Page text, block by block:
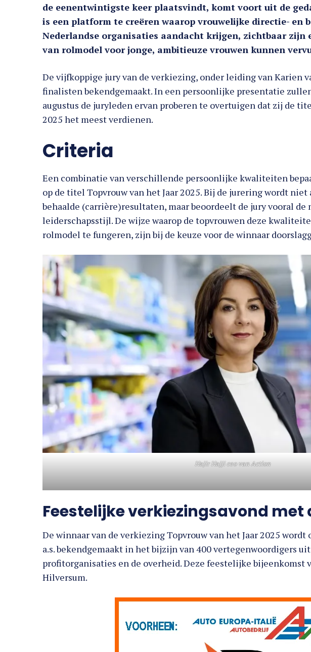
de eenentwintigste keer plaatsvindt, komt voort uit de
is een platform te creëren waarop vrouwelijke directie- en
Nederlandse organisaties aandacht krijgen, zichtbaar zijn
van rolmodel voor jonge, ambitieuze vrouwen kunnen
De vijfkoppige jury van de verkiezing, onder leiding van Karien
finalisten bekendgemaakt. In een persoonlijke presentatie
augustus de juryleden ervan proberen te overtuigen dat zij de
2025 het meest verdienen.
Criteria
Een combinatie van verschillende persoonlijke kwaliteiten
op de titel Topvrouw van het Jaar 2025. Bij de jurering wordt
behaalde (carrière)resultaten, maar beoordeelt de jury vooral de
leiderschapsstijl. De wijze waarop de topvrouwen deze
rolmodel te fungeren, zijn bij de keuze voor de winnaar
Hajir Hajji ceo van Action
Feestelijke verkiezingsavond met
De winnaar van de verkiezing Topvrouw van het Jaar 2025 wordt
a.s. bekendgemaakt in het bijzijn van 400 vertegenwoordigers
profitorganisaties en de overheid. Deze feestelijke bijeenkomst
Hilversum.